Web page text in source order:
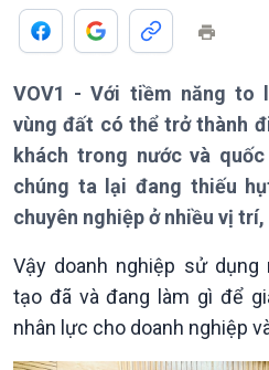
Chính trị
Tin Chính trị
Chính phủ với người dân
VOV1 - Với tiềm năng to
vùng đất có thể trở thành
khách trong nước và
chúng ta lại đang thiếu
chuyên nghiệp ở nhiều vị
Vậy doanh nghiệp sử
tạo đã và đang làm gì để
nhân lực cho doanh nghiệp